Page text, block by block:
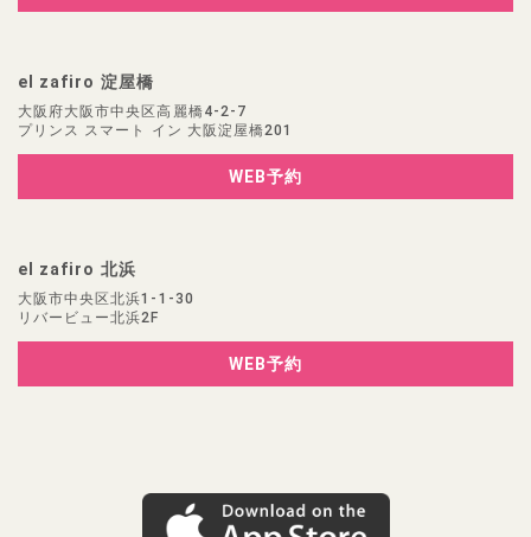
el zafiro 淀屋橋
大阪府大阪市中央区高麗橋4-2-7
プリンス スマート イン 大阪淀屋橋201
WEB予約
el zafiro 北浜
大阪市中央区北浜1-1-30
リバービュー北浜2F
WEB予約